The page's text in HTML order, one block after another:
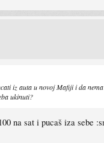
iz auta u novoj Mafiji i da
ukinuti?
na sat i pucaš iza sebe